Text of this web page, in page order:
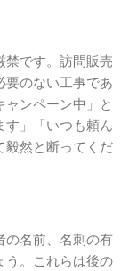
禁です。訪問販売
要のない工事であ
ンペーン中」と
す」「いつも頼ん
毅然と断ってくだ
の名前、名刺の有
う。これらは後の